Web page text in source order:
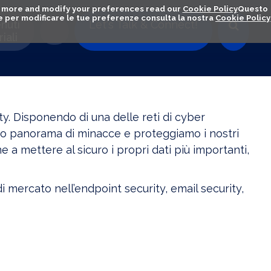
and modify your preferences read our Cookie PolicyQuesto
modificare le tue preferenze consulta la nostra Cookie Policy
Let's Talk & Connect!
Disponendo di una delle reti di cyber
panorama di minacce e proteggiamo i nostri
a mettere al sicuro i propri dati più importanti,
nell’endpoint security, email security,